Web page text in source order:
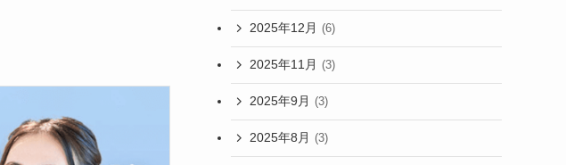
2025年12月 (6)
2025年11月 (3)
2025年9月 (3)
2025年8月 (3)